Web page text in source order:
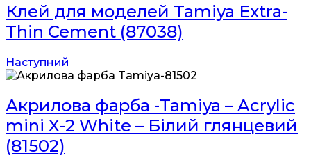
Клей для моделей Tamiya Extra-
Thin Cement (87038)
Наступний
Акрилова фарба -Tamiya – Acrylic
mini X-2 White – Білий глянцевий
(81502)